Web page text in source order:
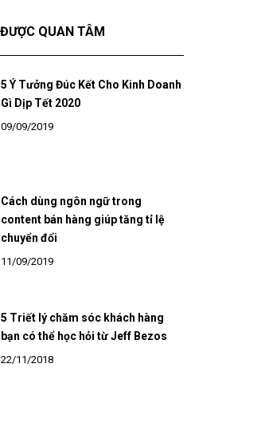
5 Ý Tưởng Đúc Kết Cho Kinh Doanh
Cách dùng ngôn ngữ trong
content bán hàng giúp tăng tỉ lệ
5 Triết lý chăm sóc khách hàng